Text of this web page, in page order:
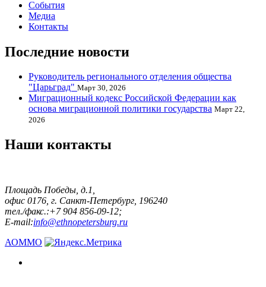
События
Медиа
Контакты
Последние новости
Руководитель регионального отделения общества
"Царьград" Март 30, 2026
Миграционный кодекс Российской Федерации как
основа миграционной политики государства Март 22,
2026
Наши контакты
Площадь Победы, д.1,
офис 0176, г. Санкт-Петербург, 196240
тел./факс.:+7 904 856-09-12;
E-mail:info@ethnopetersburg.ru
АОММО